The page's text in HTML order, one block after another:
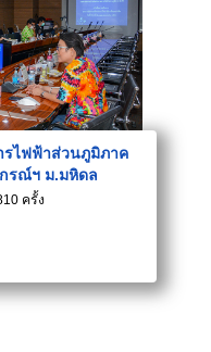
ไฟฟ้าส่วนภูมิภาค
รณ์ฯ ม.มหิดล
ครั้ง